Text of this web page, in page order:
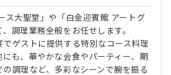
ス大聖堂」や「白金迎賓館 アートグ
調理業務全般をお任せします。
でゲストに提供する特別なコース料理
も、華やかな会食やパーティー、期
の調理など、多彩なシーンで腕を振る